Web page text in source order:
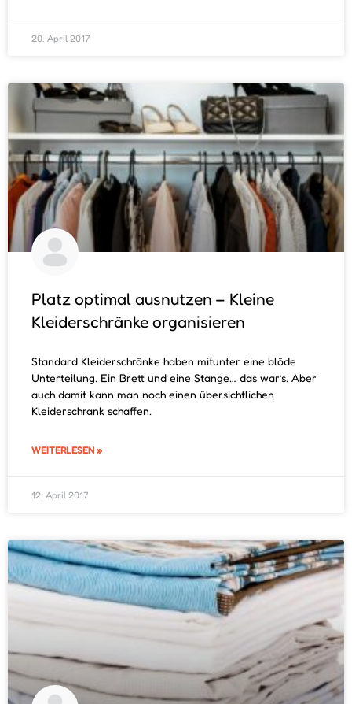
20. April 2017
Platz optimal ausnutzen – Kleine
Kleiderschränke organisieren
Standard Kleiderschränke haben mitunter eine blöde
Unterteilung. Ein Brett und eine Stange… das war’s. Aber
auch damit kann man noch einen übersichtlichen
Kleiderschrank schaffen.
WEITERLESEN »
12. April 2017